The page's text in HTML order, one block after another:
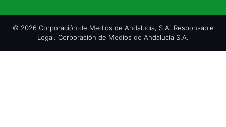
© 2026 Corporación de Medios de Andalucía, S.A. Responsable
Legal. Corporación de Medios de Andalucía S.A.